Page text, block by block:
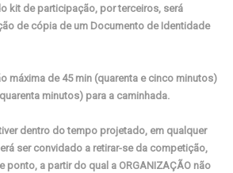
kit de participação, por terceiros, será
de cópia de um Documento de Identidade
máxima de 45 min (quarenta e cinco minutos)
minutos) para a caminhada.
dentro do tempo projetado, em qualquer
ser convidado a retirar-se da competição,
ponto, a partir do qual a ORGANIZAÇÃO não